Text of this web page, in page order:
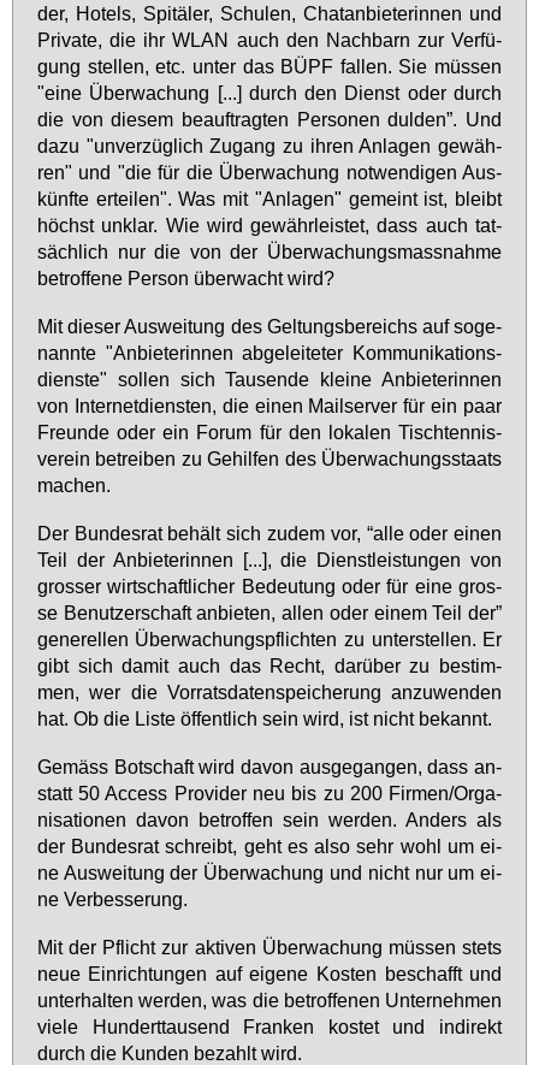
der, Ho­tels, Spi­tä­ler, Schu­len, Chat­an­bie­te­rin­nen und
Pri­va­te, die ihr WLAN auch den Nach­barn zur Ver­fü­
gung stel­len, etc. un­ter das BÜPF fal­len. Sie müs­sen
"ei­ne Über­wa­chung [...] durch den Dienst oder durch
die von die­sem be­auf­trag­ten Per­so­nen dul­den”. Und
da­zu "un­ver­züg­lich Zu­gang zu ih­ren An­la­gen ge­wäh­
ren" und "die für die Über­wa­chung not­wen­di­gen Aus­
künf­te er­tei­len". Was mit "An­la­gen" ge­meint ist, bleibt
höchst un­klar. Wie wird ge­währ­leis­tet, dass auch tat­
säch­lich nur die von der Über­wa­chungs­mass­nah­me
be­trof­fe­ne Per­son über­wacht wird?
Mit die­ser Aus­wei­tung des Gel­tungs­be­reichs auf so­ge­
nann­te "An­bie­te­rin­nen ab­ge­lei­te­ter Kom­mu­ni­ka­ti­ons­
diens­te" sol­len sich Tau­sen­de klei­ne An­bie­te­rin­nen
von In­ter­net­diens­ten, die ei­nen Mail­ser­ver für ein paar
Freun­de oder ein Fo­rum für den lo­ka­len Tisch­ten­nis­
ver­ein be­trei­ben zu Ge­hil­fen des Über­wa­chungs­staats
ma­chen.
Der Bun­des­rat be­hält sich zu­dem vor, “al­le oder ei­nen
Teil der An­bie­te­rin­nen [...], die Dienst­leis­tun­gen von
gros­ser wirt­schaft­li­cher Be­deu­tung oder für ei­ne gros­
se Be­nut­zer­schaft an­bie­ten, al­len oder ei­nem Teil der”
ge­ne­rel­len Über­wa­chungs­pflich­ten zu un­ter­stel­len. Er
gibt sich da­mit auch das Recht, dar­über zu be­stim­
men, wer die Vor­rats­da­ten­spei­che­rung an­zu­wen­den
hat. Ob die Lis­te öf­fent­lich sein wird, ist nicht be­kannt.
Ge­mäss Bot­schaft wird da­von aus­ge­gan­gen, dass an­
statt 50 Ac­cess Pro­vi­der neu bis zu 200 Fir­men/Or­ga­
ni­sa­tio­nen da­von be­trof­fen sein wer­den. An­ders als
der Bun­des­rat schreibt, geht es al­so sehr wohl um ei­
ne Aus­wei­tung der Über­wa­chung und nicht nur um ei­
ne Ver­bes­se­rung.
Mit der Pflicht zur ak­ti­ven Über­wa­chung müs­sen stets
neue Ein­rich­tun­gen auf ei­ge­ne Kos­ten be­schafft und
un­ter­hal­ten wer­den, was die be­trof­fe­nen Un­ter­neh­men
vie­le Hun­dert­tau­send Fran­ken kos­tet und in­di­rekt
durch die Kun­den be­zahlt wird.